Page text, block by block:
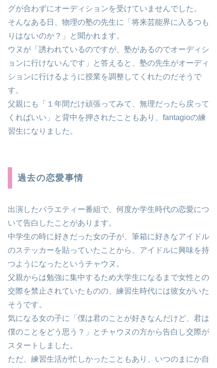
グが合わずにオーディションを受けていませんでした。
そんなある日、物理の塾の先生に「将来芸能界に入るつも
りはないのか？」と聞かれます。
ウヌが「誘われているのですが、塾があるのでオーディシ
ョンに行けないんです」と答えると、塾の先生がオーディ
ションに行けるように授業を調整してくれたのだそうで
す。
父親にも「１年間だけ頑張ってみて、無理だったら戻って
くればいい」と背中を押されたこともあり、fantagioの練
習生になりました。
過去の恋愛事情
出演したバラエティー番組で、何度か学生時代の恋愛につ
いて告白したことがあります。
中学生の時に好きだった女の子が、筆箱に好きなアイドル
のステッカーを貼っていたことから、アイドルに興味を持
つようになったというチャウヌ。
父親からは勉強に集中するため大学生になるまで女性との
交際を禁止されていたものの、練習生時代には彼女がいた
そうです。
気になる女の子に「僕は君のことが好きなんだけど、君は
僕のことをどう思う？」とチャウヌの方から告白し交際が
スタートしました。
ただ、練習生活が忙しかったこともあり、いつのまにか自